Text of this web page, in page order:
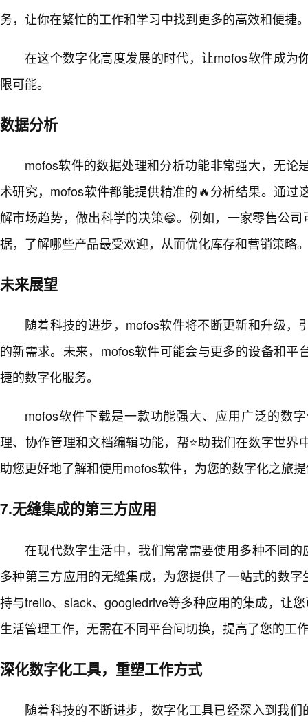
务，让你在繁忙的工作和学习中找到更多的高效和便捷
在这个数字化高度发展的时代，让mofos软件成为
限可能。
数据分析
mofos软件的数据处理和分析功能非常强大，无论
术研究，mofos软件都能提供精准的🔥分析结果。通过
解市场趋势，做出科学的决策😁。例如，一家零售公
据，了解哪些产品最受欢迎，从而优化库存和营销策略
未来展望
随着科技的进步，mofos软件将不断更新和升级，
的新需求。未来，mofos软件可能会与更多的设备和平
捷的数字化服务。
mofos软件下载是一款功能强大、应用广泛的数
理、协作管理和文档编辑功能，帮⭐助我们在数字世界
助您更好地了解和使用mofos软件，为您的数字化之旅
7.无缝集成的第三方应用
在现代数字生活中，我们常常需要使用多种不同
多种第三方应用的无缝集成，为您提供了一站式的数
持与trello、slack、googledrive等多种应用的集成，让
生活管理工作，无需在不同平台间切换，提高了您的工
深化数字化工具，重塑工作方式
随着科技的不断进步，数字化工具已经深入到我